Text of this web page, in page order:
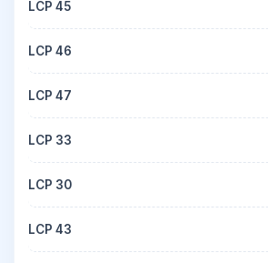
LCP 45
LCP 46
LCP 47
LCP 33
LCP 30
LCP 43